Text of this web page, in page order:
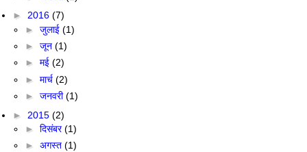
► 2016 (7)
► जुलाई (1)
► जून (1)
► मई (2)
► मार्च (2)
► जनवरी(1)
► 2015 (2)
► दिसंबर(1)
► अगस्त (1)